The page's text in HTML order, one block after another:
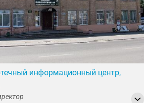
информационный центр,